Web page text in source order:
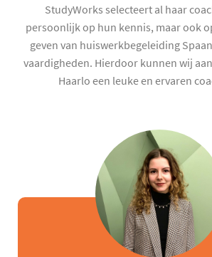
StudyWorks selecteert al haar
persoonlijk op hun kennis, maar ook
geven van huiswerkbegeleiding
vaardigheden. Hierdoor kunnen wij
Haarlo een leuke en ervaren